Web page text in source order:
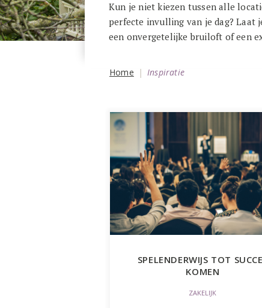
Kun je niet kiezen tussen alle
perfecte invulling van je dag? Laat
een onvergetelijke bruiloft of een
Home Inspiratie
SPELENDERWIJS TOT
KOMEN
ZAKELIJK